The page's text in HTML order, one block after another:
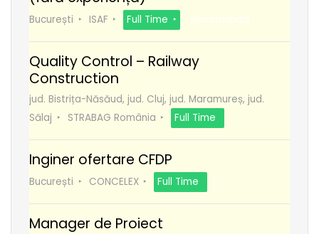
București ISAF Full Time Recomanda
Quality Control – Railway
Construction
jud. Bistrița-Năsăud, jud. Cluj, jud. Maramureș, jud.
Sălaj
STRABAG România Full Time
Inginer ofertare CFDP
București CONCELEX Full Time
Manager de Proiect